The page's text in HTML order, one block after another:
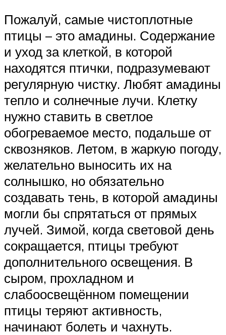
Пожалуй, самые чистоплотные
птицы – это амадины. Содержание
и уход за клеткой, в которой
находятся птички, подразумевают
регулярную чистку. Любят амадины
тепло и солнечные лучи. Клетку
нужно ставить в светлое
обогреваемое место, подальше от
сквозняков. Летом, в жаркую погоду,
желательно выносить их на
солнышко, но обязательно
создавать тень, в которой амадины
могли бы спрятаться от прямых
лучей. Зимой, когда световой день
сокращается, птицы требуют
дополнительного освещения. В
сыром, прохладном и
слабоосвещённом помещении
птицы теряют активность,
начинают болеть и чахнуть.